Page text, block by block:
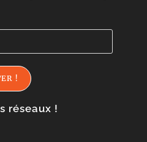
!
réseaux !